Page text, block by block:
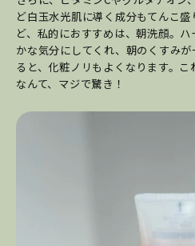
ど白玉水光肌に導く成分もてんこ
ど、私的におすすめは、朝洗顔。
かな気分にしてくれ、朝のくすみ
ると、化粧ノリもよくなります。
なんて、マジで驚き！